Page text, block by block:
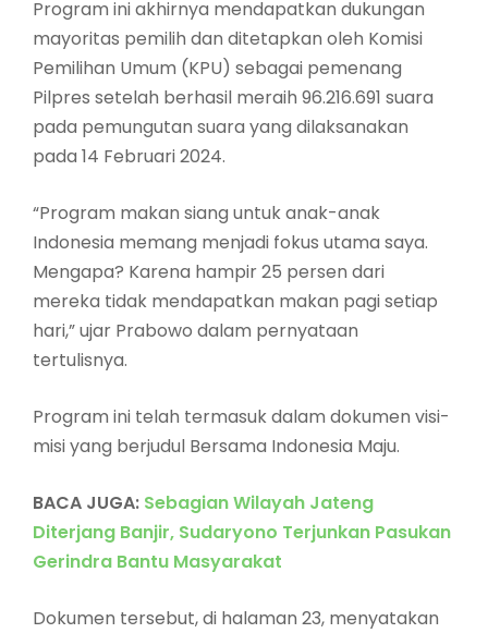
Program ini akhirnya mendapatkan dukungan
mayoritas pemilih dan ditetapkan oleh Komisi
Pemilihan Umum (KPU) sebagai pemenang
Pilpres setelah berhasil meraih 96.216.691 suara
pada pemungutan suara yang dilaksanakan
pada 14 Februari 2024.
“Program makan siang untuk anak-anak
Indonesia memang menjadi fokus utama saya.
Mengapa? Karena hampir 25 persen dari
mereka tidak mendapatkan makan pagi setiap
hari,” ujar Prabowo dalam pernyataan
tertulisnya.
Program ini telah termasuk dalam dokumen visi-
misi yang berjudul Bersama Indonesia Maju.
BACA JUGA: Sebagian Wilayah Jateng
Diterjang Banjir, Sudaryono Terjunkan Pasukan
Gerindra Bantu Masyarakat
Dokumen tersebut, di halaman 23, menyatakan